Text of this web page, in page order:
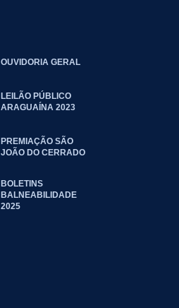
OUVIDORIA GERAL
LEILÃO PÚBLICO
ARAGUAÍNA 2023
PREMIAÇÃO SÃO
JOÃO DO CERRADO
BOLETINS
BALNEABILIDADE
2025